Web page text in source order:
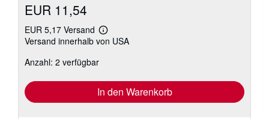
EUR 11,54
EUR 5,17 Versand
Weitere
Informationen
Versand innerhalb von USA
Anzahl: 2 verfügbar
In den Warenkorb